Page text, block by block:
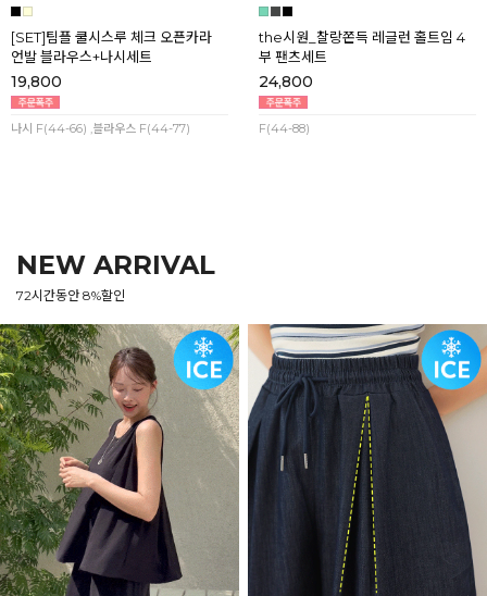
[SET]팀플 쿨시스루 체크 오픈카라
언발 블라우스+나시세트
19,800
나시 F(44-66) ,블라우스 F(44-77)
the시원_찰랑쫀득 레글런 홀트임 4
부 팬츠세트
24,800
F(44-88)
NEW ARRIVAL
72시간동안 8%할인